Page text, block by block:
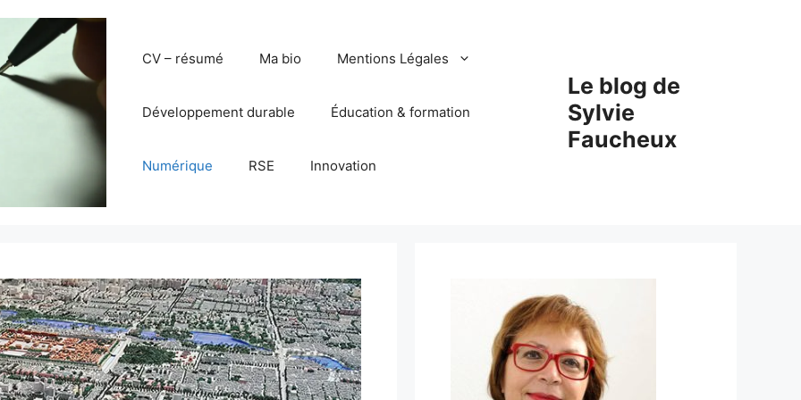
Le blog de
Sylvie
Faucheux
CV – résumé Ma bio Mentions Légales
Développement durable Éducation & formation
Numérique RSE Innovation